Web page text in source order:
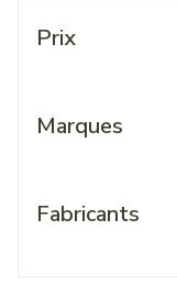
Prix
Marques
Fabricants